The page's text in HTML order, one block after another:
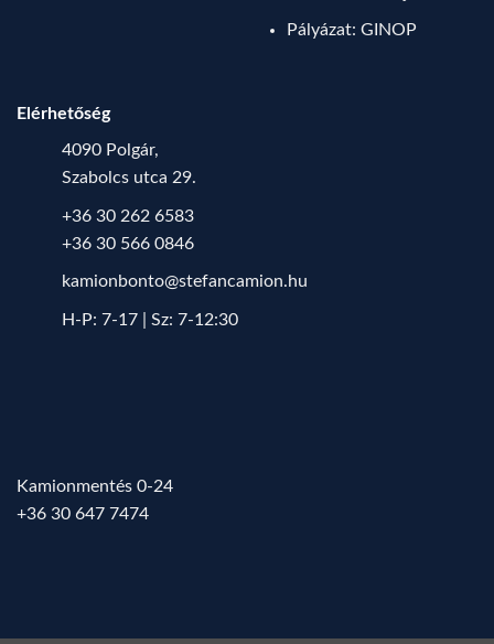
Pályázat: GINOP
Elérhetőség
4090 Polgár,
Szabolcs utca 29.
+36 30 262 6583
+36 30 566 0846
kamionbonto@stefancamion.hu
H-P: 7-17 | Sz: 7-12:30
Kamionmentés 0-24
+36 30 647 7474